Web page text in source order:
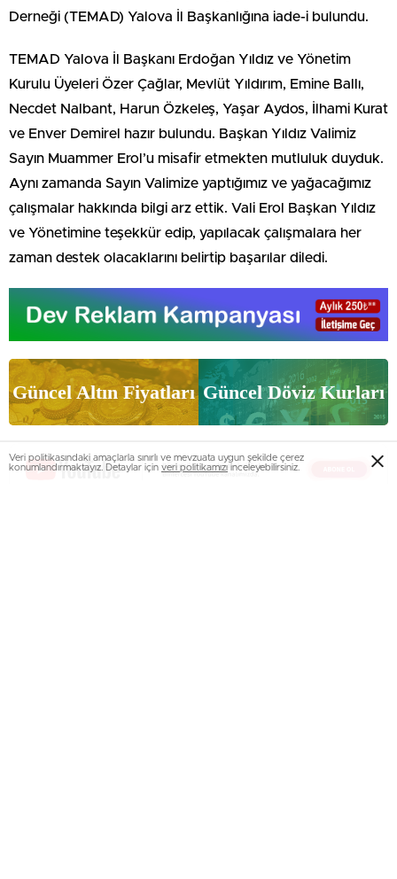
Derneği (TEMAD) Yalova İl Başkanlığına iade-i bulundu.
TEMAD Yalova İl Başkanı Erdoğan Yıldız ve Yönetim
Kurulu Üyeleri Özer Çağlar, Mevlüt Yıldırım, Emine Ballı,
Necdet Nalbant, Harun Özkeleş, Yaşar Aydos, İlhami Kurat
ve Enver Demirel hazır bulundu. Başkan Yıldız Valimiz
Sayın Muammer Erol’u misafir etmekten mutluluk duyduk.
Aynı zamanda Sayın Valimize yaptığımız ve yağacağımız
çalışmalar hakkında bilgi arz ettik. Vali Erol Başkan Yıldız
ve Yönetimine teşekkür edip, yapılacak çalışmalara her
zaman destek olacaklarını belirtip başarılar diledi.
Güncel Altın Fiyatları Güncel Döviz Kurları
Veri politikasındaki amaçlarla sınırlı ve mevzuata uygun şekilde çerez
konumlandırmaktayız. Detaylar için veri politikamızı inceleyebilirsiniz.